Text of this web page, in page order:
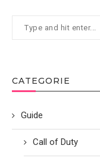
CATEGORIE
Guide
Call of Duty